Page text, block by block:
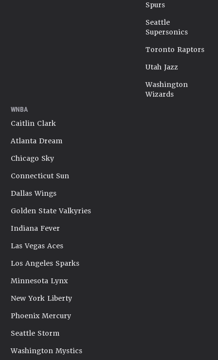
Spurs
Seattle
Supersonics
Toronto Raptors
Utah Jazz
Washington
Wizards
WNBA
Caitlin Clark
Atlanta Dream
Chicago Sky
Connecticut Sun
Dallas Wings
Golden State Valkyries
Indiana Fever
Las Vegas Aces
Los Angeles Sparks
Minnesota Lynx
New York Liberty
Phoenix Mercury
Seattle Storm
Washington Mystics